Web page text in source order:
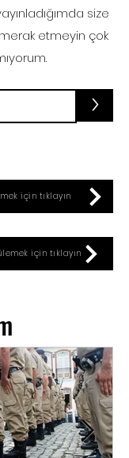
size
etmeyin çok
>
için tıklayın
için tıklayın